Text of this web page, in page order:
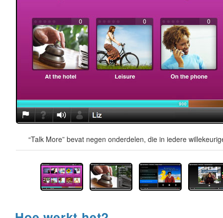
“Talk More” bevat negen onderdelen, die in iedere